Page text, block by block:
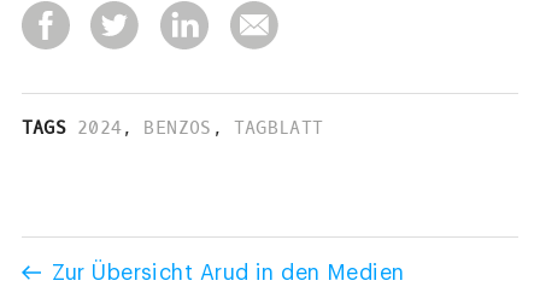
TAGS 2024, BENZOS , TAGBLATT
Zur Übersicht Arud in den Medien